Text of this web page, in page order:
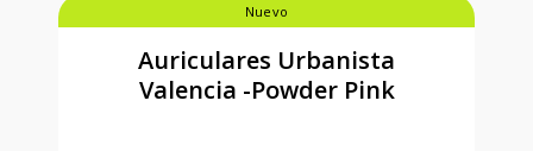
Nuevo
Auriculares Urbanista
Valencia -Powder Pink